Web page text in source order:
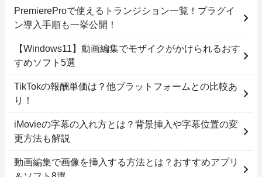
PremiereProで使えるトランジション一覧！プラグイ
ン導入手順も一挙公開！
【Windows11】動画編集でモザイクがかけられるおす
すめソフト5選
TikTokの報酬単価は？他プラットフォームとの比較あ
り！
iMovieの字幕の入れ方とは？背景挿入や字幕位置の変
更方法も解説
動画編集で画像を挿入する方法とは？おすすめアプリ